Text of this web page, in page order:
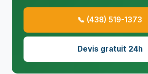
📞 (438) 519-1373
Devis gratuit 24h